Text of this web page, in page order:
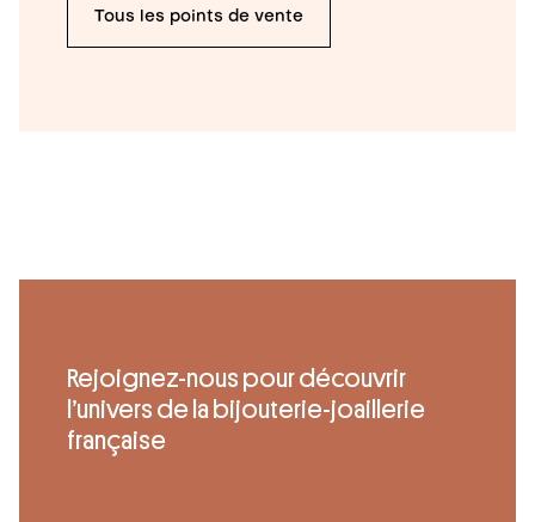
Tous les points de vente
Rejoignez-nous pour découvrir
l’univers de la bijouterie-joaillerie
française